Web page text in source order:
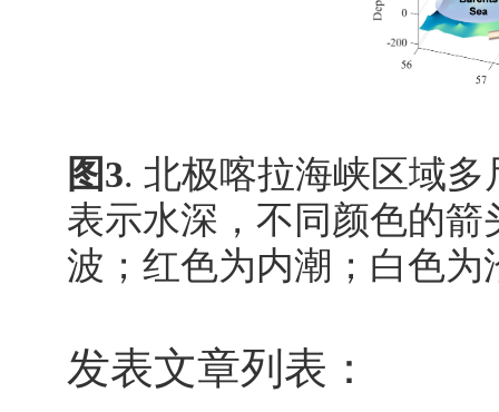
图3. 北极喀拉海峡区域
表示水深，不同颜色的
波；红色为内潮；白色为
发表文章列表：